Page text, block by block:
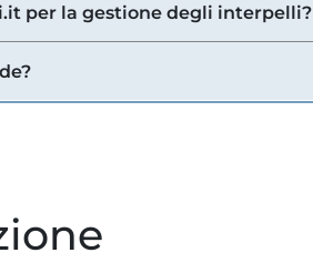
per la gestione degli interpelli?